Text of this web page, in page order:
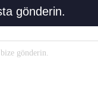
gönderin.